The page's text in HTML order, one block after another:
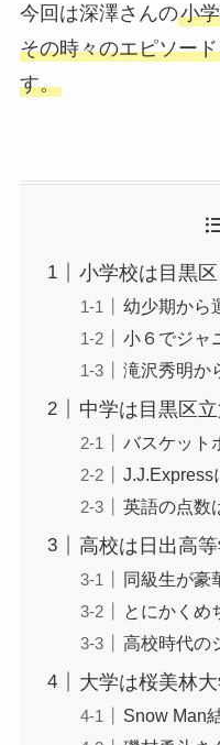
今回は深澤さんの小
その時々のエピソー
す。
小学校は目黒区
幼少期から
小６でジャ
滝沢秀明か
中学は目黒区
バスケット
J.J.Express
英語の点数
高校は日出高
同級生が豪
とにかくめ
高校時代の
大学は桜美林
Snow Man